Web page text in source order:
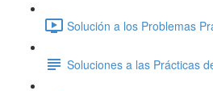
Solución a los Problemas
Soluciones a las Prácticas